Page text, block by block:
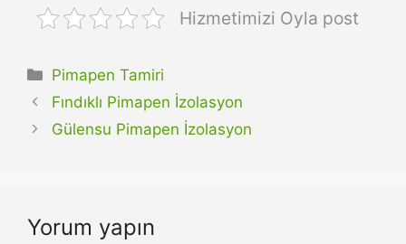
Hizmetimizi Oyla post
Kategoriler
Pimapen Tamiri
Fındıklı Pimapen İzolasyon
Gülensu Pimapen İzolasyon
Yorum yapın